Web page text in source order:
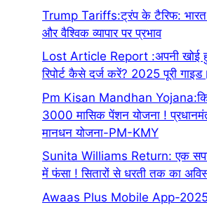
Trump Tariffs:ट्रंप के टैरिफ: भारत
और वैश्विक व्यापार पर प्रभाव
Lost Article Report :अपनी खोई
रिपोर्ट कैसे दर्ज करें? 2025 पूरी गाइड।
Pm Kisan Mandhan
3000 मासिक पेंशन योजना !
मानधन योजना-PM-KMY
Sunita Williams Return: एक
में फंसा ! सितारों से धरती तक का
Awaas Plus Mobile App-